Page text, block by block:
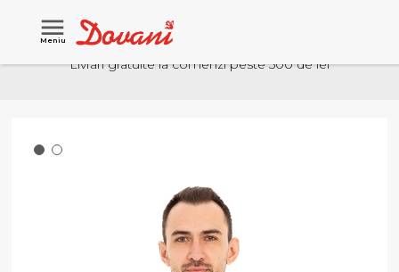
Meniu
Livrari gratuite la comenzi peste 500 de lei